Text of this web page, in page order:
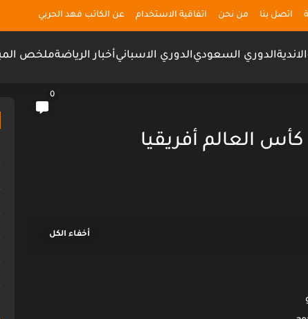
اتصل بنا من نحن اتفاقية الاستخدام عن الكاتب فهد الحربي
الدوري السعوديالدوري الاسبانيأخبار الرياضةملخص
0
كأس العالم أفريقيا